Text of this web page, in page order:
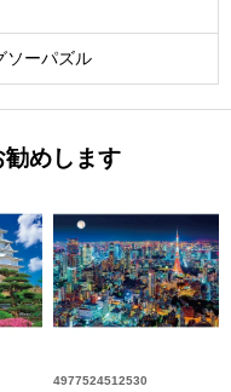
ソーパズル
めします
4977524512530